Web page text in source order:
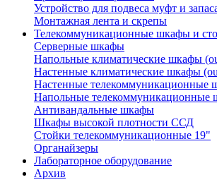
Устройство для подвеса муфт и
Монтажная лента и скрепы
Телекоммуникационные шкафы и
Серверные шкафы
Напольные климатические шкафы
Настенные климатические шкафы
Настенные телекоммуникационные
Напольные телекоммуникационные
Антивандальные шкафы
Шкафы высокой плотности ССД
Стойки телекоммуникационные 19"
Органайзеры
Лабораторное оборудование
Архив